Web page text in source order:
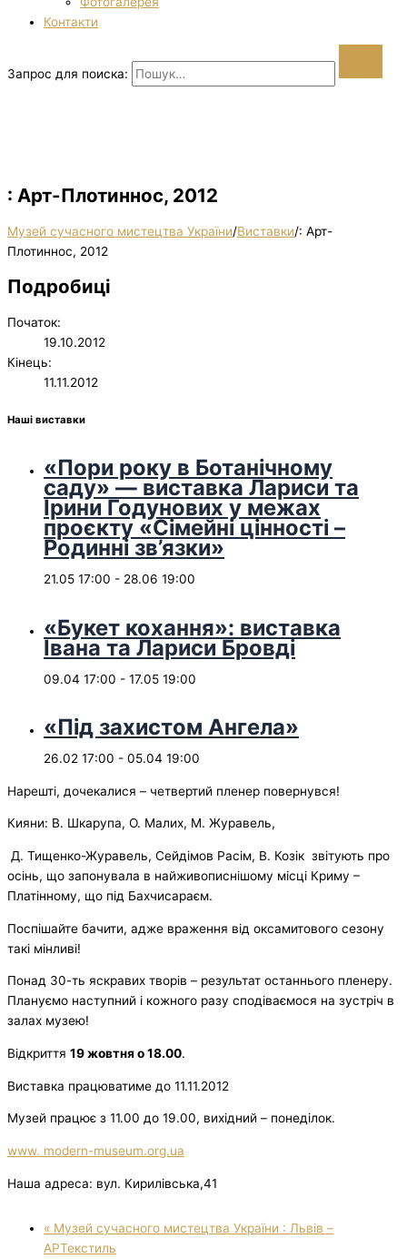
Контакти
Запрос для поиска:
: Арт-Плотиннос, 2012
Музей сучасного мистецтва України/Виставки/: Арт-
Плотиннос, 2012
Подробиці
Початок:
19.10.2012
Кінець:
11.11.2012
Наші виставки
«Пори року в Ботанічному
саду» — виставка Лариси та
Ірини Годунових у межах
проєкту «Сімейні цінності –
Родинні зв’язки»
21.05 17:00 - 28.06 19:00
«Букет кохання»: виставка
Івана та Лариси Бровді
09.04 17:00 - 17.05 19:00
«Під захистом Ангела»
26.02 17:00 - 05.04 19:00
Нарешті, дочекалися – четвертий пленер повернувся!
Кияни: В. Шкарупа, О. Малих, М. Журавель,
Д. Тищенко-Журавель, Сейдімов Расім, В. Козік звітують про
осінь, що запонувала в найживописнішому місці Криму –
Платінному, що під Бахчисараєм.
Поспішайте бачити, адже враження від оксамитового сезону
такі мінливі!
Понад 30-ть яскравих творів – результат останнього пленеру.
Плануємо наступний і кожного разу сподіваємося на зустріч в
залах музею!
Відкриття 19 жовтня о 18.00.
Виставка працюватиме до 11.11.2012
Музей працює з 11.00 до 19.00, вихідний – понеділок.
www. modern-museum.org.ua
Наша адреса: вул. Кирилiвська,41
« Музей сучасного мистецтва України : Львів –
АРТекстиль